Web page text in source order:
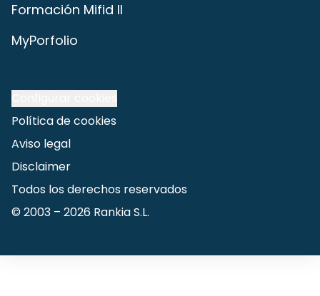
Formación Mifid II
MyPorfolio
Política de cookies
Aviso legal
Disclaimer
Todos los derechos reservados
© 2003 – 2026 Rankia S.L.